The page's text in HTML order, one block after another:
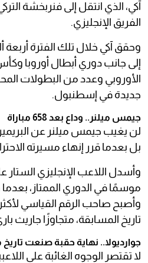
آكي، الذي انتقل إلى فنربخشة
الفريق الإنجليزي.
وحقق آكي خلال تلك الفترة أربعة
إلى جانب دوري أبطال أوروبا وكأس
الأوروبي وعدد من البطولات
جديدة في إسطنبول.
جيمس ميلنر.. وداع بعد 658 مباراة
لن يغيب جيمس ميلنر عن
بل بعدما قرر إنهاء مسيرته
وأصبح صاحب الرقم القياسي
تاريخ المسابقة، متجاوزًا جاريث
جوارديولا.. نهاية حقبة صنعت
لا تقتصر الوجوه الغائبة على